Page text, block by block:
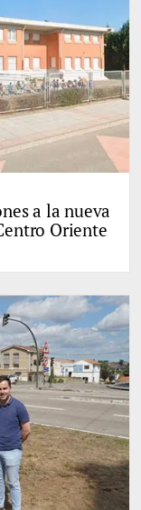
a la nueva
Oriente